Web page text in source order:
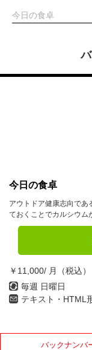
今日の食卓
今日の食卓
アウトドア健康志向であ
ておくことでカルシウム
￥11,000/ 月（税込）
毎週 日曜日
テキスト・HTML
バックナンバ